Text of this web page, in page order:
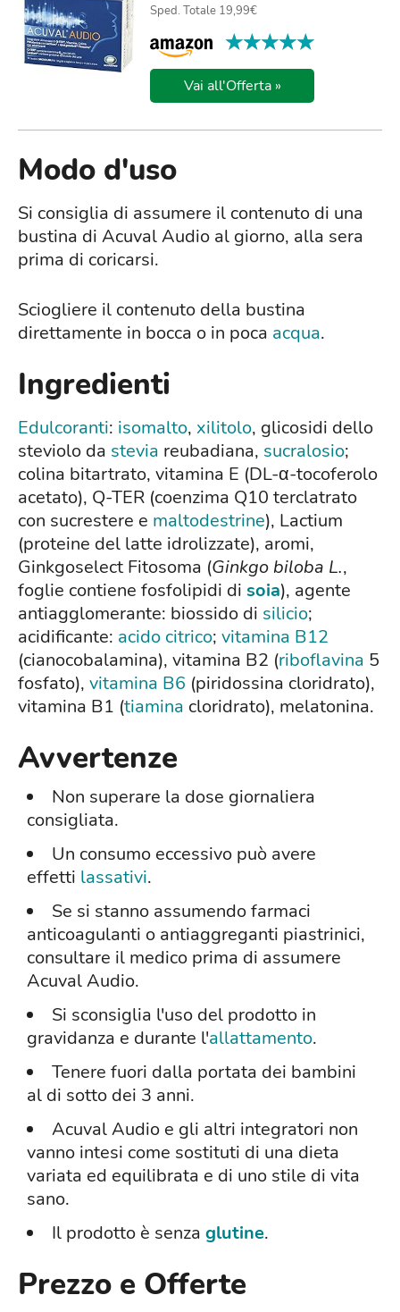
Sped. Totale 19,99€
★★★★★
★★★★★
Vai all'Offerta »
Modo d'uso
Si consiglia di assumere il contenuto di una
bustina di Acuval Audio al giorno, alla sera
prima di coricarsi.
Sciogliere il contenuto della bustina
direttamente in bocca o in poca acqua.
Ingredienti
Edulcoranti: isomalto, xilitolo, glicosidi dello
steviolo da stevia reubadiana, sucralosio;
colina bitartrato, vitamina E (DL-α-tocoferolo
acetato), Q-TER (coenzima Q10 terclatrato
con sucrestere e maltodestrine), Lactium
(proteine del latte idrolizzate), aromi,
Ginkgoselect Fitosoma (Ginkgo biloba L.,
foglie contiene fosfolipidi di soia), agente
antiagglomerante: biossido di silicio;
acidificante: acido citrico; vitamina B12
(cianocobalamina), vitamina B2 (riboflavina 5
fosfato), vitamina B6 (piridossina cloridrato),
vitamina B1 (tiamina cloridrato), melatonina.
Avvertenze
Non superare la dose giornaliera
consigliata.
Un consumo eccessivo può avere
effetti lassativi.
Se si stanno assumendo farmaci
anticoagulanti o antiaggreganti piastrinici,
consultare il medico prima di assumere
Acuval Audio.
Si sconsiglia l'uso del prodotto in
gravidanza e durante l'allattamento.
Tenere fuori dalla portata dei bambini
al di sotto dei 3 anni.
Acuval Audio e gli altri integratori non
vanno intesi come sostituti di una dieta
variata ed equilibrata e di uno stile di vita
sano.
Il prodotto è senza glutine.
Prezzo e Offerte